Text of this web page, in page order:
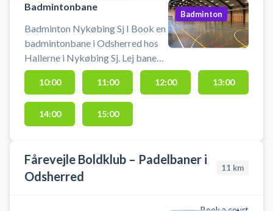
Badmintonbane
Badminton Nykøbing Sj I Book en
badmintonbane i Odsherred hos
Hallerne i Nykøbing Sj. Lej banen
og spil badminton på en af
badmintonbanerne i Nykøbing
Sjælland hallerne. Ketsjere kan
lånes i et mindre omfang og
Badminton
10:00 11:00 12:00 13:00
14:00 15:00
Fårevejle Boldklub – Padelbaner i
Odsherred
11 km